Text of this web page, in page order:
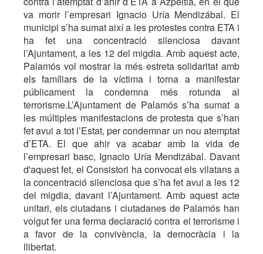
va morir l’empresari Ignacio Uría Mendizábal. El
municipi s’ha sumat així a les protestes contra ETA i
ha fet una concentració silenciosa davant
l’Ajuntament, a les 12 del migdia. Amb aquest acte,
Palamós vol mostrar la més estreta solidaritat amb
els famíliars de la víctima i torna a manifestar
públicament la condemna més rotunda al
terrorisme.L’Ajuntament de Palamós s’ha sumat a
les múltiples manifestacions de protesta que s’han
fet avui a tot l’Estat, per condemnar un nou atemptat
d’ETA. El que ahir va acabar amb la vida de
l’empresari basc, Ignacio Uría Mendizábal. Davant
d'aquest fet, el Consistori ha convocat els vilatans a
la concentració silenciosa que s’ha fet avui a les 12
del migdia, davant l’Ajuntament. Amb aquest acte
unitari, els ciutadans i ciutadanes de Palamós han
volgut fer una ferma declaració contra el terrorisme i
a favor de la convivència, la democràcia i la
llibertat.